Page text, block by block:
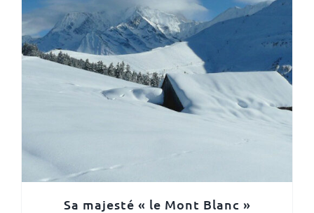
Sa majesté « le Mont Blanc »